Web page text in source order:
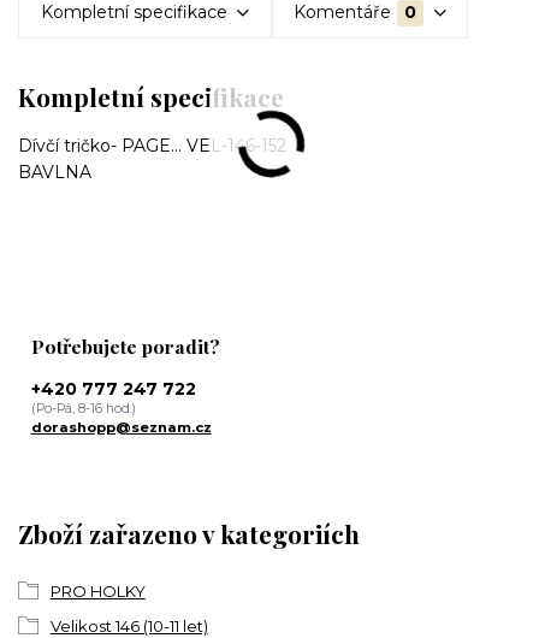
Kompletní specifikace Komentáře 0
Kompletní specifikace
Dívčí tričko- PAGE... VEL-146-152
BAVLNA
Zboží zařazeno v kategoriích
PRO HOLKY
Velikost 146 (10-11 let)
Potřebujete poradit?
+420 777 247 722
(Po-Pá, 8-16 hod.)
dorashopp@seznam.cz